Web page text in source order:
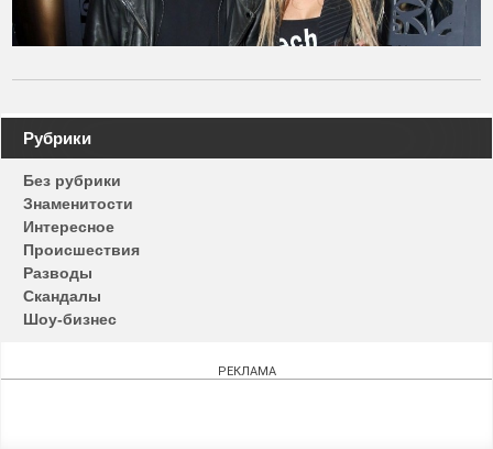
Навигация
по
записям
Рубрики
Без рубрики
Знаменитости
Интересное
Происшествия
Разводы
Скандалы
Шоу-бизнес
РЕКЛАМА